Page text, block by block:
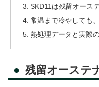
SKD11は残留オース
常温まで冷やしても
熱処理データと実際
残留オーステ